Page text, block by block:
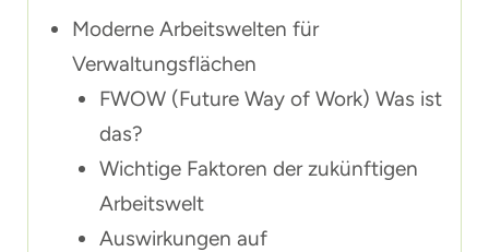
Moderne Arbeitswelten für
Verwaltungsflächen
FWOW (Future Way of Work) Was ist
das?
Wichtige Faktoren der zukünftigen
Arbeitswelt
Auswirkungen auf